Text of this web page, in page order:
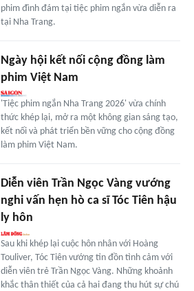
phim đình đám tại tiệc phim ngắn vừa diễn ra
tại Nha Trang.
Ngày hội kết nối cộng đồng làm
phim Việt Nam
'Tiệc phim ngắn Nha Trang 2026' vừa chính
thức khép lại, mở ra một không gian sáng tạo,
kết nối và phát triển bền vững cho cộng đồng
làm phim Việt Nam.
Diễn viên Trần Ngọc Vàng vướng
nghi vấn hẹn hò ca sĩ Tóc Tiên hậu
ly hôn
Sau khi khép lại cuộc hôn nhân với Hoàng
Touliver, Tóc Tiên vướng tin đồn tình cảm với
diễn viên trẻ Trần Ngọc Vàng. Những khoảnh
khắc thân thiết của cả hai đang thu hút sự chú